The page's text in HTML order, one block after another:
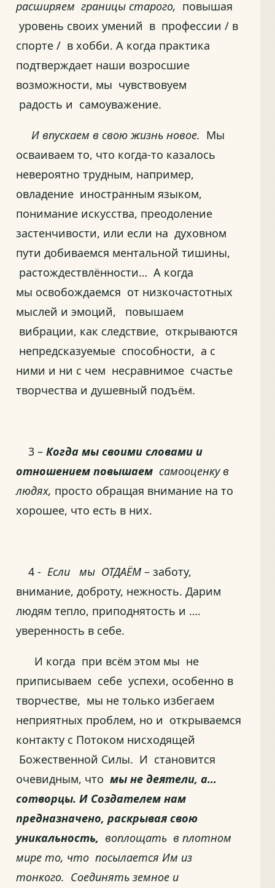
расширяем границы старого, повышая
уровень своих умений в профессии / в
спорте / в хобби. А когда практика
подтверждает наши возросшие
возможности, мы чувствовуем
радость и самоуважение.
И впускаем в свою жизнь новое. Мы
осваиваем то, что когда-то казалось
невероятно трудным, например,
овладение иностранным языком,
понимание искусства, преодоление
застенчивости, или если на духовном
пути добиваемся ментальной тишины,
растождествлённости… А когда
мы освобождаемся от низкочастотных
мыслей и эмоций, повышаем
вибрации, как следствие, открываются
непредсказуемые способности, а с
ними и ни с чем несравнимое счастье
творчества и душевный подъём.
3 – Когда мы своими словами и
отношением повышаем самооценку в
людях, просто обращая внимание на то
хорошее, что есть в них.
4 - Если мы ОТДАЁМ – заботу,
внимание, доброту, нежность. Дарим
людям тепло, приподнятость и ….
уверенность в себе.
И когда при всём этом мы не
приписываем себе успехи, особенно в
творчестве, мы не только избегаем
неприятных проблем, но и открываемся
контакту с Потоком нисходящей
Божественной Силы. И становится
очевидным, что мы не деятели, а…
сотворцы. И Создателем нам
предназначено, раскрывая свою
уникальность, воплощать в плотном
мире то, что посылается Им из
тонкого. Соединять земное и